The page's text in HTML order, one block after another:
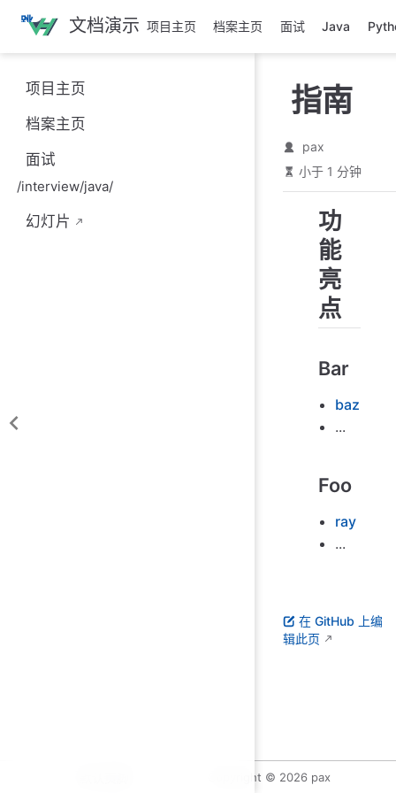
跳
主
內
容
文档演示 项目主页 档案主页 面试 Java
项目主页
档案主页
面试
/interview/java/
幻灯片
指南
pax
小于 1 分钟
功
能
亮
点
Bar
baz
...
Foo
ray
...
在 GitHub 上编
辑此页
Copyright © 2026 pax